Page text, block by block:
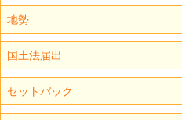
地勢
国土法届出
セットバック